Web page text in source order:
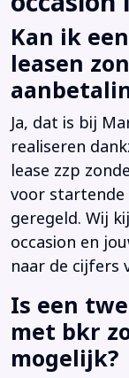
Kan ik
leasen
Ja, dat is bij
realiseren
lease zzp
voor startende
geregeld. Wij
occasion en
naar de cijfers
Is een
met bkr
mogelijk?